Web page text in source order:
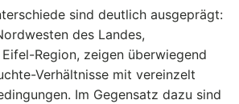
sind deutlich ausgeprägt:
des Landes,
Region, zeigen überwiegend
Verhältnisse mit vereinzelt
Im Gegensatz dazu sind